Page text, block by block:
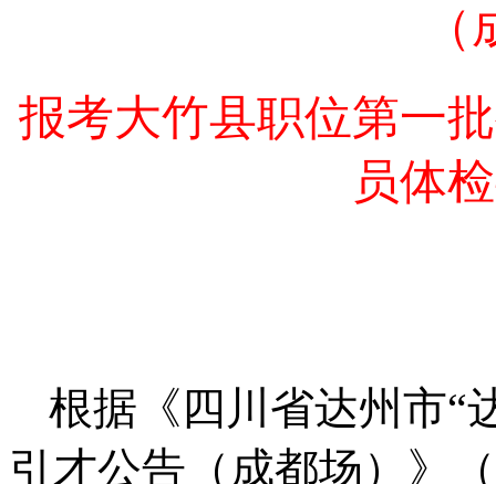
报考大竹县职位第一
员体
根据《四川省达州市“
引才公告（成都场）》